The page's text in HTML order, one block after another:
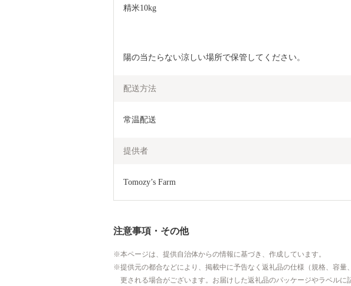
精米10kg
陽の当たらない涼しい場所で保管してください。
配送方法
常温配送
提供者
Tomozy’s Farm
注意事項・その他
本ページは、提供自治体からの情報に基づき、作成しています。
提供元の都合などにより、掲載中に予告なく返礼品の仕様（規格、容量
更される場合がございます。お届けした返礼品のパッケージやラベルに